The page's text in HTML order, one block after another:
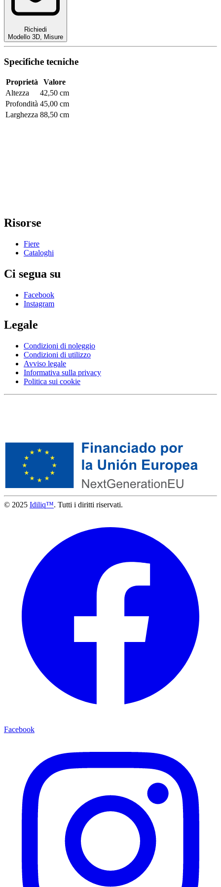
Richiedi
Modello 3D
Misure
Specifiche tecniche
Proprietà
Valore
Altezza
42,50 cm
Profondità 45,00 cm
Larghezza 88,50 cm
Risorse
Fiere
Cataloghi
Ci segua su
Facebook
Instagram
Legale
Condizioni di noleggio
Condizioni di utilizzo
Avviso legale
Informativa sulla privacy
Politica sui cookie
© 2025 Idiliq™. Tutti i diritti riservati.
Facebook